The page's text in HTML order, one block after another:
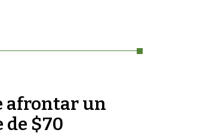
afrontar un
de $70